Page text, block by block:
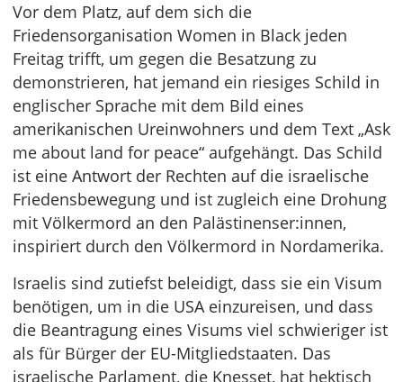
Vor dem Platz, auf dem sich die
Friedensorganisation Women in Black jeden
Freitag trifft, um gegen die Besatzung zu
demonstrieren, hat jemand ein riesiges Schild in
englischer Sprache mit dem Bild eines
amerikanischen Ureinwohners und dem Text „Ask
me about land for peace“ aufgehängt. Das Schild
ist eine Antwort der Rechten auf die israelische
Friedensbewegung und ist zugleich eine Drohung
mit Völkermord an den Palästinenser:innen,
inspiriert durch den Völkermord in Nordamerika.
Israelis sind zutiefst beleidigt, dass sie ein Visum
benötigen, um in die USA einzureisen, und dass
die Beantragung eines Visums viel schwieriger ist
als für Bürger der EU-Mitgliedstaaten. Das
israelische Parlament, die Knesset, hat hektisch